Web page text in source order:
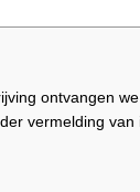
ontvangen
vermelding van